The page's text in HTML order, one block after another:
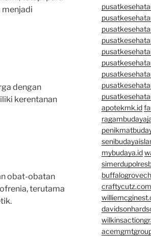
menjadi
dengan
kerentanan
obat-obatan
terutama
apotekmk.id
mybudaya.id
craftycutz.com